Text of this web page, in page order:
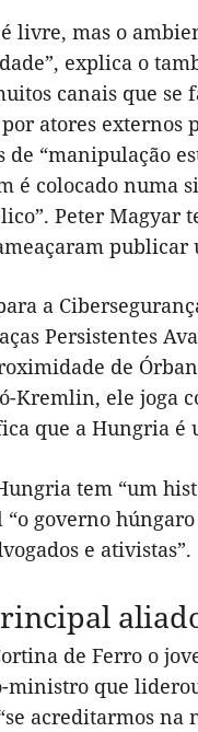
livre, mas o
explica o
canais que
atores
de “manipulação
é colocado numa
Peter
a
Persistentes
de
ele joga
que a Hungria é
tem “um
“o governo
e ativistas”.
de Ferro o
que
acreditarmos na